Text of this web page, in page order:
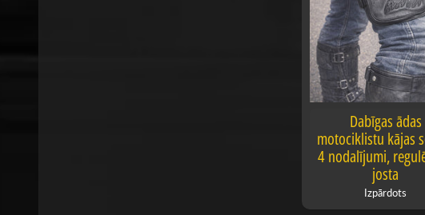
Dabīgas ādas
motociklistu kājas
4 nodalījumi,
josta
Izpārdots